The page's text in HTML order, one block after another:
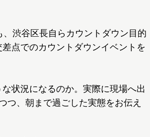
渋谷区長自らカウントダウン目的
点でのカウントダウンイベントを
状況になるのか。実際に現場へ出
つ、朝まで過ごした実態をお伝え